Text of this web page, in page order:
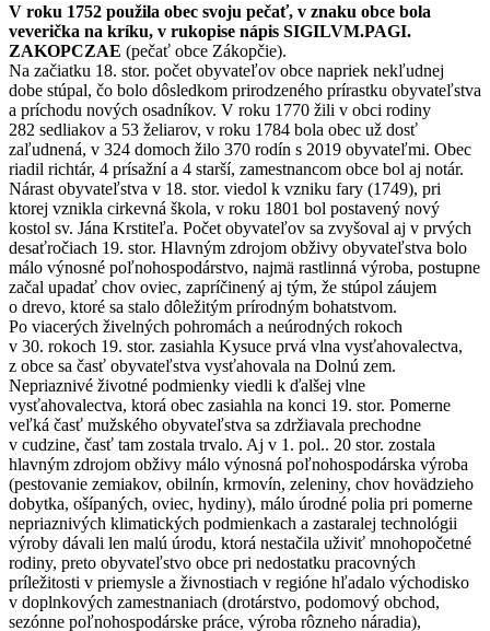
V roku 1752 použila obec svoju pečať, v znaku obce bola
veverička na kríku, v rukopise nápis SIGILVM.PAGI.
ZAKOPCZAE (pečať obce Zákopčie).
Na začiatku 18. stor. počet obyvateľov obce napriek nekľudnej
dobe stúpal, čo bolo dôsledkom prirodzeného prírastku obyvateľstva
a príchodu nových osadníkov. V roku 1770 žili v obci rodiny
282 sedliakov a 53 želiarov, v roku 1784 bola obec už dosť
zaľudnená, v 324 domoch žilo 370 rodín s 2019 obyvateľmi. Obec
riadil richtár, 4 prísažní a 4 starší, zamestnancom obce bol aj notár.
Nárast obyvateľstva v 18. stor. viedol k vzniku fary (1749), pri
ktorej vznikla cirkevná škola, v roku 1801 bol postavený nový
kostol sv. Jána Krstiteľa. Počet obyvateľov sa zvyšoval aj v prvých
desaťročiach 19. stor. Hlavným zdrojom obživy obyvateľstva bolo
málo výnosné poľnohospodárstvo, najmä rastlinná výroba, postupne
začal upadať chov oviec, zapríčinený aj tým, že stúpol záujem
o drevo, ktoré sa stalo dôležitým prírodným bohatstvom.
Po viacerých živelných pohromách a neúrodných rokoch
v 30. rokoch 19. stor. zasiahla Kysuce prvá vlna vysťahovalectva,
z obce sa časť obyvateľstva vysťahovala na Dolnú zem.
Nepriaznivé životné podmienky viedli k ďalšej vlne
vysťahovalectva, ktorá obec zasiahla na konci 19. stor. Pomerne
veľká časť mužského obyvateľstva sa zdržiavala prechodne
v cudzine, časť tam zostala trvalo. Aj v 1. pol.. 20 stor. zostala
hlavným zdrojom obživy málo výnosná poľnohospodárska výroba
(pestovanie zemiakov, obilnín, krmovín, zeleniny, chov hovädzieho
dobytka, ošípaných, oviec, hydiny), málo úrodné polia pri pomerne
nepriaznivých klimatických podmienkach a zastaralej technológii
výroby dávali len malú úrodu, ktorá nestačila uživiť mnohopočetné
rodiny, preto obyvateľstvo obce pri nedostatku pracovných
príležitosti v priemysle a živnostiach v regióne hľadalo východisko
v doplnkových zamestnaniach (drotárstvo, podomový obchod,
sezónne poľnohospodárske práce, výroba rôzneho náradia),